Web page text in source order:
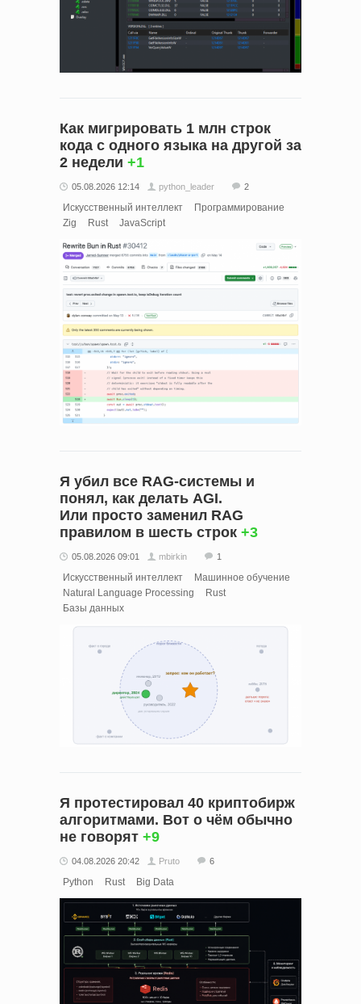
Как мигрировать 1 млн строк
кода с одного языка на другой за
2 недели +1
05.08.2026 12:14 python_leader 2
Искусственный интеллект
Программирование
Zig
Rust JavaScript
Я убил все RAG‑системы и
понял, как делать AGI.
Или просто заменил RAG
правилом в шесть строк +3
05.08.2026 09:01 mbirkin 1
Искусственный интеллект
Машинное обучение
Natural Language Processing
Rust
Базы данных
Я протестировал 40 криптобирж
алгоритмами. Вот о чём обычно
не говорят +9
04.08.2026 20:42 Pruto 6
Python Rust Big Data